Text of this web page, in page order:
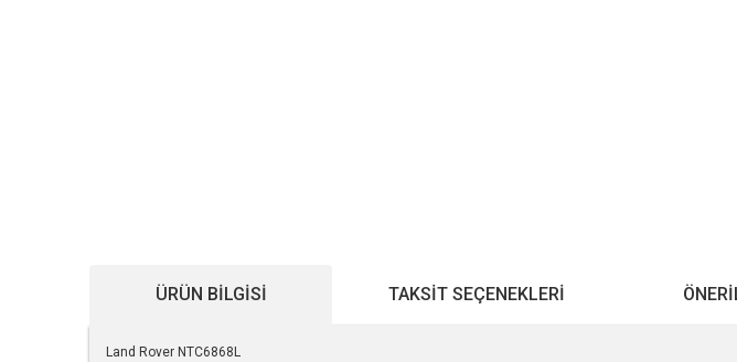
ÜRÜN BILGISI TAKSIT SEÇENEKLERI
Land Rover NTC6868L